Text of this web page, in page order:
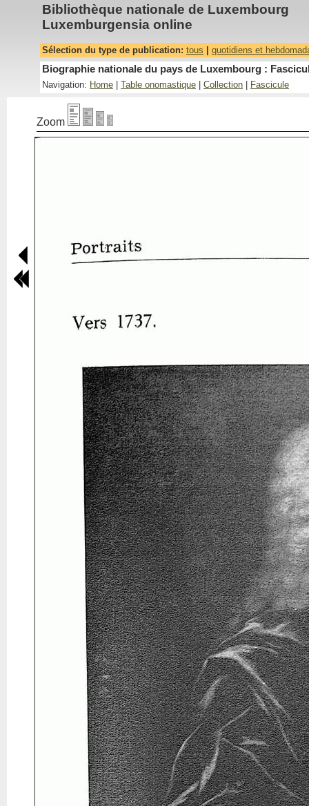
Bibliothèque nationale de Luxembourg
Luxemburgensia online
Sélection du type de publication: tous quotidiens et
Biographie nationale du pays de Luxembourg :
Navigation: Home Table onomastique Collection Fascicule
Zoom